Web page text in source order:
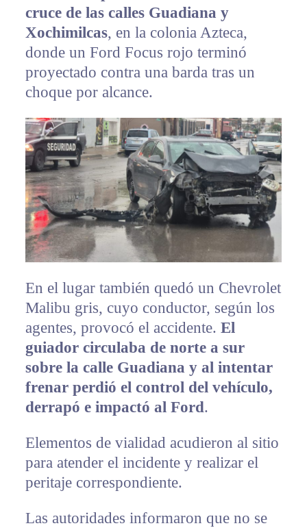
cruce de las calles Guadiana y
Xochimilcas, en la colonia Azteca,
donde un Ford Focus rojo terminó
proyectado contra una barda tras un
choque por alcance.
En el lugar también quedó un Chevrolet
Malibu gris, cuyo conductor, según los
agentes, provocó el accidente. El
guiador circulaba de norte a sur
sobre la calle Guadiana y al intentar
frenar perdió el control del vehículo,
derrapó e impactó al Ford.
Elementos de vialidad acudieron al sitio
para atender el incidente y realizar el
peritaje correspondiente.
Las autoridades informaron que no se